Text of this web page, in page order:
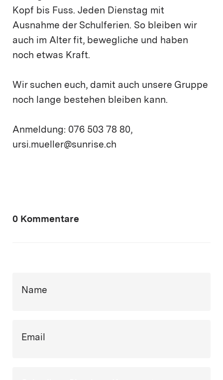
Kopf bis Fuss. Jeden Dienstag mit
Ausnahme der Schulferien. So bleiben wir
auch im Alter fit, bewegliche und haben
noch etwas Kraft.
Wir suchen euch, damit auch unsere Gruppe
noch lange bestehen bleiben kann.
Anmeldung: 076 503 78 80,
ursi.mueller@sunrise.ch
0 Kommentare
Name
Email